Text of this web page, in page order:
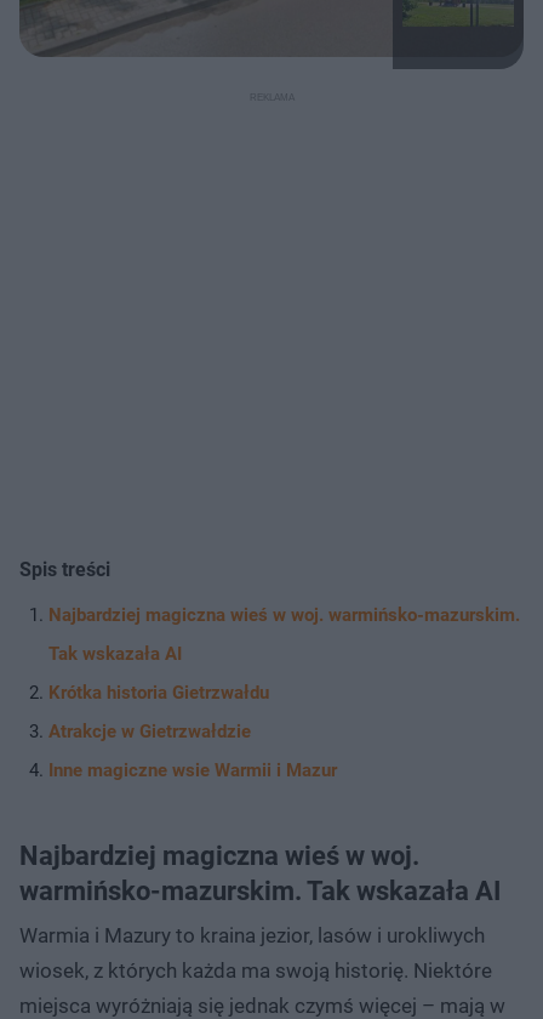
Spis treści
Najbardziej magiczna wieś w woj. warmińsko-mazurskim.
Tak wskazała AI
Krótka historia Gietrzwałdu
Atrakcje w Gietrzwałdzie
Inne magiczne wsie Warmii i Mazur
Najbardziej magiczna wieś w woj.
warmińsko-mazurskim. Tak wskazała AI
Warmia i Mazury to kraina jezior, lasów i urokliwych
wiosek, z których każda ma swoją historię. Niektóre
miejsca wyróżniają się jednak czymś więcej – mają w